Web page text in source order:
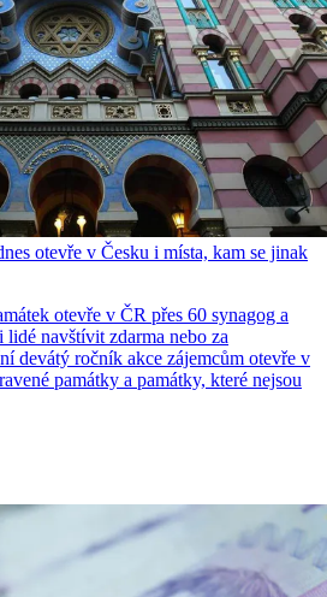
otevře v Česku i místa, kam se jinak
otevře v ČR přes 60 synagog a
navštívit zdarma nebo za
devátý ročník akce zájemcům otevře v
památky a památky, které nejsou